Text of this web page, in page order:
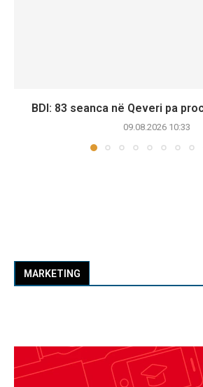
BDI: 83 seanca në Qeveri pa
09.08.2026 10:33
MARKETING